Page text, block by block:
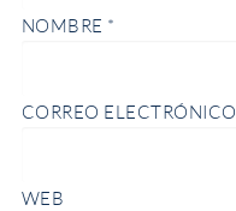
NOMBRE *
CORREO ELECTRÓNICO
WEB